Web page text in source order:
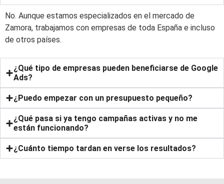
No. Aunque estamos especializados en el mercado de
Zamora, trabajamos con empresas de toda España e incluso
de otros países.
¿Qué tipo de empresas pueden beneficiarse de Google
Ads?
¿Puedo empezar con un presupuesto pequeño?
¿Qué pasa si ya tengo campañas activas y no me
están funcionando?
¿Cuánto tiempo tardan en verse los resultados?